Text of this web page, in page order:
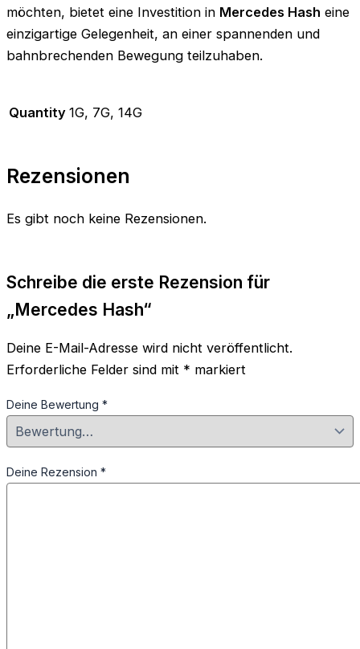
möchten, bietet eine Investition in Mercedes Hash eine
einzigartige Gelegenheit, an einer spannenden und
bahnbrechenden Bewegung teilzuhaben.
Quantity 1G, 7G, 14G
Rezensionen
Es gibt noch keine Rezensionen.
Schreibe die erste Rezension für
„Mercedes Hash“
Deine E-Mail-Adresse wird nicht veröffentlicht.
Erforderliche Felder sind mit * markiert
Deine Bewertung *
Deine Rezension *